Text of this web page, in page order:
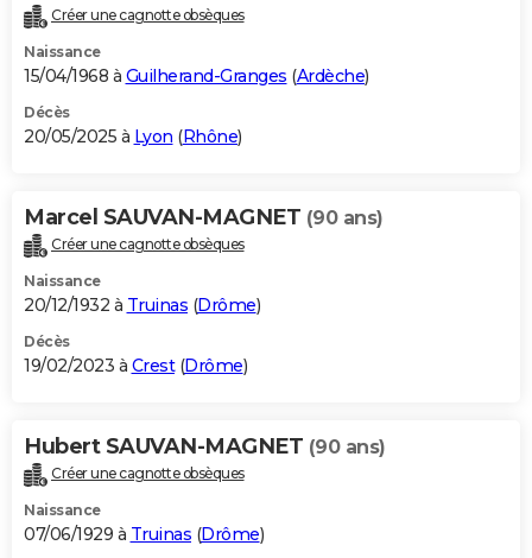
Destinations
City break
Voyage nature
Voyage de noces
Forum
Climat
+PHOTO
GUIDES D'ACHAT
BONS PLANS
Carte de Noël
Carte Bonne année
Carte Saint-Valentin
Carte Pâques
Carte d'anniversaire
DICTIONNAIRE
Dictionnaire
Biographies
Citations
Expressions
Proverbes
PROGRAMME TV
S'inscrire
Se connecter
Lycées
Collèges
Primaires
Universités
Entreprises
Service militaire
Avis de recherche
AVIS DE DÉCÈS
Bricolage
Lifestyle
Culture
Sport
Auto
Television
Voyage
Cinema
Créer une cagnotte obsèques
Naissance
15/04/1968 à Guilherand-Granges (Ardèche)
Décès
20/05/2025 à Lyon (Rhône)
Marcel SAUVAN-MAGNET (90 ans)
Créer une cagnotte obsèques
Naissance
20/12/1932 à Truinas (Drôme)
Décès
19/02/2023 à Crest(Drôme)
Hubert SAUVAN-MAGNET (90 ans)
Créer une cagnotte obsèques
Naissance
07/06/1929 à Truinas (Drôme)